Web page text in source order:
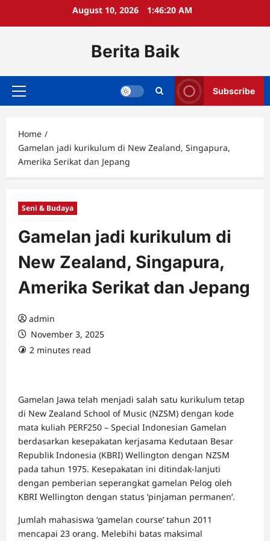
August 10, 2026 1:46:21 AM
Berita Baik
Primary
Subscribe
Home
Gamelan jadi kurikulum di New Zealand, Singapura,
Amerika Serikat dan Jepang
Seni & Budaya
Gamelan jadi kurikulum di
New Zealand, Singapura,
Amerika Serikat dan Jepang
admin
November 3, 2025
2 minutes read
Gamelan Jawa telah menjadi salah satu kurikulum tetap
di New Zealand School of Music (NZSM) dengan kode
mata kuliah PERF250 – Special Indonesian Gamelan
berdasarkan kesepakatan kerjasama Kedutaan Besar
Republik Indonesia (KBRI) Wellington dengan NZSM
pada tahun 1975. Kesepakatan ini ditindak-lanjuti
dengan pemberian seperangkat gamelan Pelog oleh
KBRI Wellington dengan status ‘pinjaman permanen’.
Jumlah mahasiswa ‘gamelan course’ tahun 2011
mencapai 23 orang. Melebihi batas maksimal